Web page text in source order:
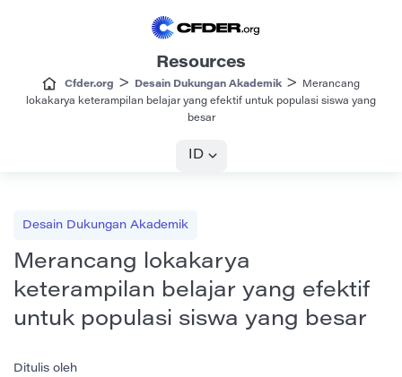
Resources
Cfder.org > Desain Dukungan Akademik >
Merancang
lokakarya keterampilan belajar yang efektif untuk populasi siswa yang
besar
ID
Desain Dukungan Akademik
Merancang lokakarya
keterampilan belajar yang efektif
untuk populasi siswa yang besar
Ditulis oleh